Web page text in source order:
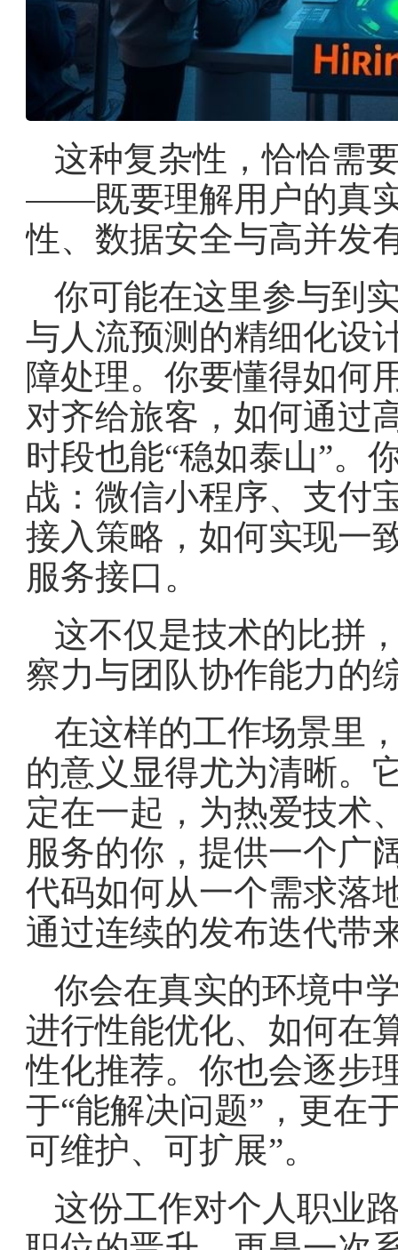
这种复杂性，恰恰需
——既要理解用户的真
性、数据安全与高并发
你可能在这里参与到
与人流预测的精细化设
障处理。你要懂得如何
对齐给旅客，如何通过
时段也能“稳如泰山”。
战：微信小程序、支付
接入策略，如何实现一
服务接口。
这不仅是技术的比拼
察力与团队协作能力的
在这样的工作场景里
的意义显得尤为清晰。
定在一起，为热爱技术
服务的你，提供一个广
代码如何从一个需求落
通过连续的发布迭代带
你会在真实的环境中
进行性能优化、如何在
性化推荐。你也会逐步
于“能解决问题”，更在
可维护、可扩展”。
这份工作对个人职业